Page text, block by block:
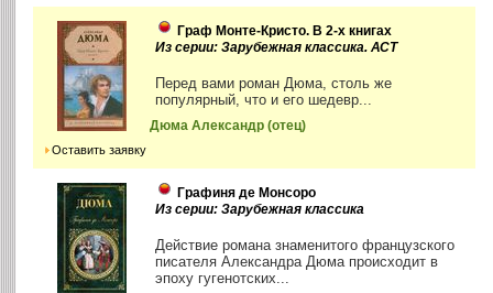
Граф Монте-Кристо. В 2-х книгах
Из серии: Зарубежная классика. АСТ
Перед вами роман Дюма, столь же
популярный, что и его шедевр...
Дюма Александр (отец)
Оставить заявку
Графиня де Монсоро
Из серии: Зарубежная классика
Действие романа знаменитого французского
писателя Александра Дюма происходит в
эпоху гугенотских...